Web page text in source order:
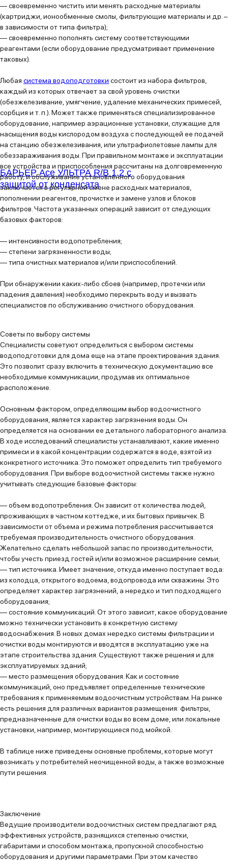
БАРЬЕР Ace УЛЬТРА R/B 1,2 с
защитой от конденсата
— своевременно чистить или менять расходные материалы
(картриджи, ионообменные смолы, фильтрующие материалы и др. –
в зависимости от типа фильтра);
— своевременно пополнять систему соответствующими
реагентами (если оборудование предусматривает применение
таковых).
Любая система водоподготовки состоит из набора фильтров,
каждый из которых отвечает за свой уровень очистки
(обезжелезивание, умягчение, удаление механических примесей,
сорбция и т. п.). Может также применяться специализированное
оборудование, например аэрационные установки, служащие для
насыщения воды кислородом воздуха с последующей ее подачей
на станцию обезжелезивания, или ультрафиолетовые лампы для
обеззараживания воды. При правильном монтаже и эксплуатации
все устройства и приспособления рассчитаны на долговременную
работу, и обслуживание установленного оборудования
заключается в регулярной смене расходных материалов,
пополнении реагентов, прочистке и замене узлов и блоков
фильтров. Частота указанных операций зависит от следующих
базовых факторов:
— интенсивности водопотребления;
— степени загрязненности воды;
— типа очистных материалов и/или приспособлений.
При обнаружении каких-либо сбоев (например, протечки или
падения давления) необходимо перекрыть воду и вызвать
специалистов по обслуживанию очистного оборудования.
Советы по выбору системы
Специалисты советуют определиться с выбором системы
водоподготовки для дома еще на этапе проектирования здания.
Это позволит сразу включить в техническую документацию все
необходимые коммуникации, продумав их оптимальное
расположение.
Основным фактором, определяющим выбор водоочистного
оборудования, является характер загрязнения воды. Он
определяется на основании ее детального лабораторного анализа.
В ходе исследований специалисты устанавливают, какие именно
примеси и в какой концентрации содержатся в воде, взятой из
конкретного источника. Это поможет определить тип требуемого
оборудования. При выборе водоочистной системы также нужно
учитывать следующие базовые факторы:
—объем водопотребления. Он зависит от количества людей,
проживающих в частном коттедже, и их бытовых привычек. В
зависимости от объема и режима потребления рассчитывается
требуемая производительность очистного оборудования.
Желательно сделать небольшой запас по производительности,
чтобы учесть приезд гостей и/или возможное расширение семьи;
—тип источника. Имеет значение, откуда именно поступает вода:
из колодца, открытого водоема, водопровода или скважины. Это
определяет характер загрязнений, а нередко и тип подходящего
оборудования;
—состояние коммуникаций. От этого зависит, какое оборудование
можно технически установить в конкретную систему
водоснабжения. В новых домах нередко системы фильтрации и
очистки воды монтируются и вводятся в эксплуатацию уже на
этапе строительства здания. Существуют также решения и для
эксплуатируемых зданий;
—место размещения оборудования. Как и состояние
коммуникаций, оно предъявляет определенные технические
требования к применяемым водоочистным устройствам. На рынке
есть решения для различных вариантов размещения: фильтры,
предназначенные для очистки воды во всем доме, или локальные
установки, например, монтирующиеся под мойкой.
В таблице ниже приведены основные проблемы, которые могут
возникать у потребителей неочищенной воды, а также возможные
пути решения.
Заключение
Ведущие производители водоочистных систем предлагают ряд
эффективных устройств, разнящихся степенью очистки,
габаритами и способом монтажа, пропускной способностью
оборудования и другими параметрами. При этом качество